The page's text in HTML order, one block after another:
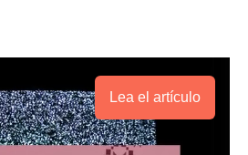
Lea el artículo